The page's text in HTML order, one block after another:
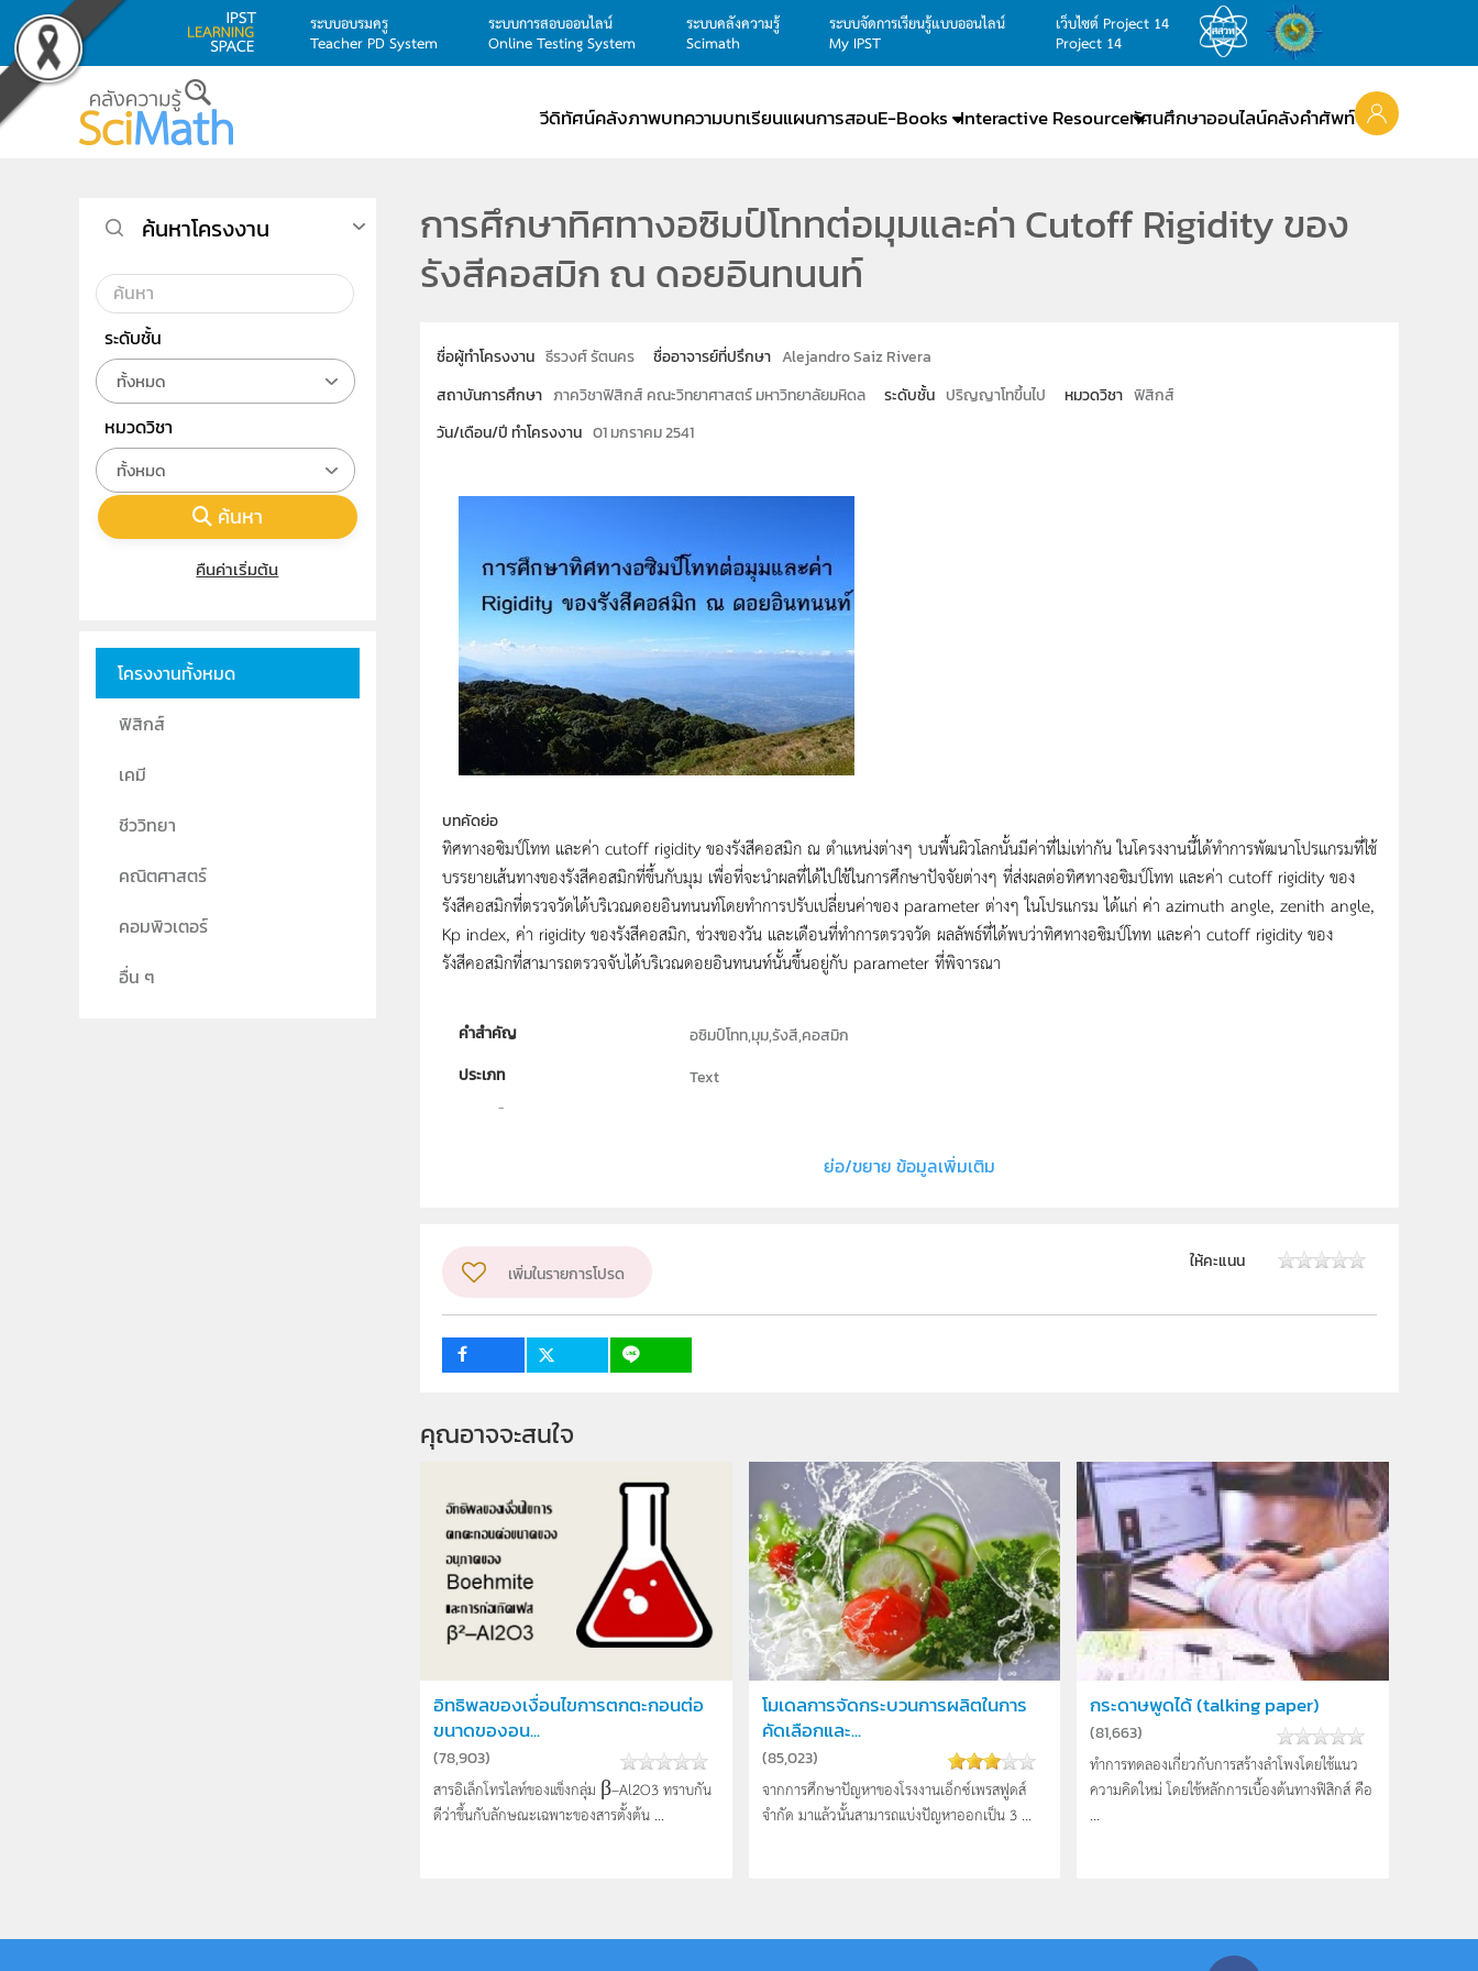
Skip to main content
ระบบอบรมครู
Teacher PD System
ระบบการสอบออนไลน์
Online Testing System
ระบบคลังความรู้
Scimath
ระบบจัดการเรียนรู้แบบออนไลน์
My IPST
เว็บไซต์ Project 14
Project 14
วีดิทัศน์คลังภาพบทความบทเรียนแผนการสอนE-Books Interactive Resourceทัศนศึกษาออนไลน์คลังคำศัพท์
การศึกษาทิศทางอซิมป์โททต่อมุมและค่า Cutoff Rigidity ของ
รังสีคอสมิก ณ ดอยอินทนนท์
ชื่อผู้ทำโครงงาน ธีรวงศ์ รัตนคร ชื่ออาจารย์ที่ปรึกษา Alejandro Saiz Rivera
สถาบันการศึกษา ภาควิชาฟิสิกส์ คณะวิทยาศาสตร์ มหาวิทยาลัยมหิดล ระดับชั้น ปริญญาโทขึ้นไป หมวดวิชา ฟิสิกส์
วัน/เดือน/ปี ทำโครงงาน 01 มกราคม 2541
บทคัดย่อ
ทิศทางอซิมป์โทท และค่า cutoff rigidity ของรังสีคอสมิก ณ ตำแหน่งต่างๆ บนพื้นผิวโลกนั้นมีค่าที่ไม่เท่ากัน ในโครงงานนี้ได้ทำการพัฒนาโปรแกรมที่ใช้
บรรยายเส้นทางของรังสีคอสมิกที่ขึ้นกับมุม เพื่อที่จะนำผลที่ได้ไปใช้ในการศึกษาปัจจัยต่างๆ ที่ส่งผลต่อทิศทางอซิมป์โทท และค่า cutoff rigidity ของ
รังสีคอสมิกที่ตรวจวัดได้บริเวณดอยอินทนนท์โดยทำการปรับเปลี่ยนค่าของ parameter ต่างๆ ในโปรแกรม ได้แก่ ค่า azimuth angle, zenith angle,
Kp index, ค่า rigidity ของรังสีคอสมิก, ช่วงของวัน และเดือนที่ทำการตรวจวัด ผลลัพธ์ที่ได้พบว่าทิศทางอซิมป์โทท และค่า cutoff rigidity ของ
รังสีคอสมิกที่สามารถตรวจจับได้บริเวณดอยอินทนนท์นั้นขึ้นอยู่กับ parameter ที่พิจารณา
คำสำคัญ
อซิมป์โทท,มุม,รังสี,คอสมิก
ประเภท
Text
ย่อ/ขยาย ข้อมูลเพิ่มเติม
เพิ่มในรายการโปรด
ให้คะแนน
คุณอาจจะสนใจ
อิทธิพลของเงื่อนไขการตกตะกอนต่อ
ขนาดของอน...
(78,903)
สารอิเล็กโทรไลท์ของแข็งกลุ่ม β–Al2O3 ทราบกัน
ดีว่าขึ้นกับลักษณะเฉพาะของสารตั้งต้น ...
โมเดลการจัดกระบวนการผลิตในการ
คัดเลือกและ...
(85,023)
จากการศึกษาปัญหาของโรงงานเอ็กซ์เพรสฟูดส์
จำกัด มาแล้วนั้นสามารถแบ่งปัญหาออกเป็น 3 ...
กระดาษพูดได้ (talking paper)
(81,663)
ทำการทดลองเกี่ยวกับการสร้างลำโพงโดยใช้แนว
ความคิดใหม่ โดยใช้หลักการเบื้องต้นทางฟิสิกส์ คือ
...
ค้นหาโครงงาน
ระดับชั้น
ทั้งหมด
หมวดวิชา
ทั้งหมด
ค้นหา
คืนค่าเริ่มต้น
โครงงานทั้งหมด
ฟิสิกส์
เคมี
ชีววิทยา
คณิตศาสตร์
คอมพิวเตอร์
อื่น ๆ